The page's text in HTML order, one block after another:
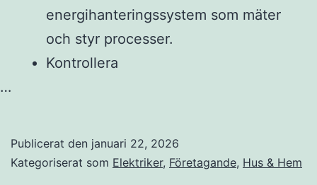
energihanteringssystem som mäter
och styr processer.
Kontrollera
…
Publicerat den januari 22, 2026
Kategoriserat som Elektriker, Företagande, Hus & Hem